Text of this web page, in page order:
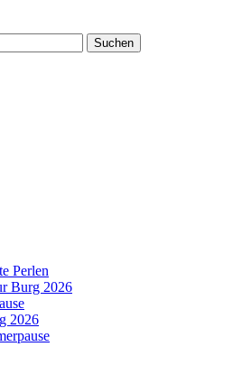
Perlen
Burg 2026
2026